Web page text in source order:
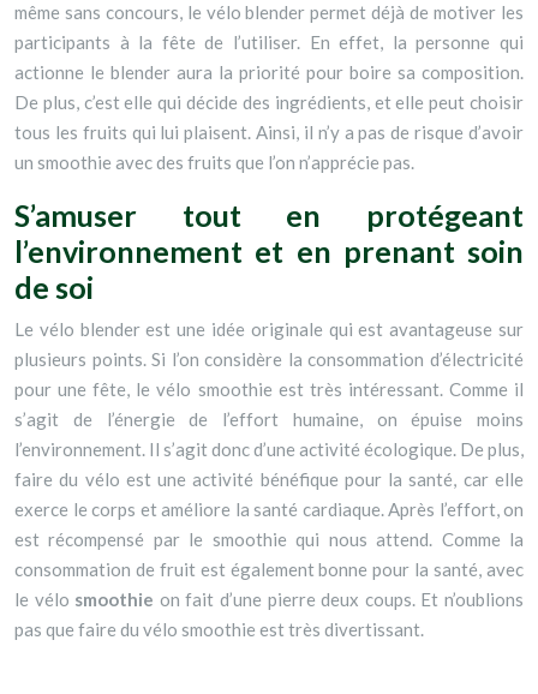
même sans concours, le vélo blender permet déjà de motiver les
participants à la fête de l’utiliser. En effet, la personne qui
actionne le blender aura la priorité pour boire sa composition.
De plus, c’est elle qui décide des ingrédients, et elle peut choisir
tous les fruits qui lui plaisent. Ainsi, il n’y a pas de risque d’avoir
un smoothie avec des fruits que l’on n’apprécie pas.
S’amuser tout en protégeant
l’environnement et en prenant soin
de soi
Le vélo blender est une idée originale qui est avantageuse sur
plusieurs points. Si l’on considère la consommation d’électricité
pour une fête, le vélo smoothie est très intéressant. Comme il
s’agit de l’énergie de l’effort humaine, on épuise moins
l’environnement. Il s’agit donc d’une activité écologique. De plus,
faire du vélo est une activité bénéfique pour la santé, car elle
exerce le corps et améliore la santé cardiaque. Après l’effort, on
est récompensé par le smoothie qui nous attend. Comme la
consommation de fruit est également bonne pour la santé, avec
le vélo smoothie on fait d’une pierre deux coups. Et n’oublions
pas que faire du vélo smoothie est très divertissant.